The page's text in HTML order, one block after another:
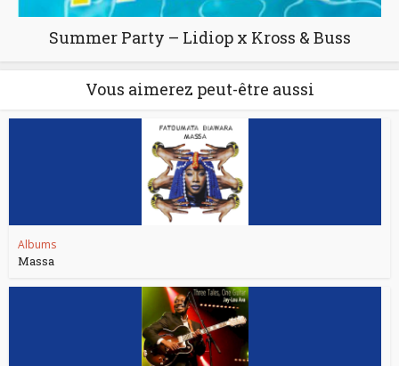
Summer Party – Lidiop x Kross & Buss
Vous aimerez peut-être aussi
Albums
Massa